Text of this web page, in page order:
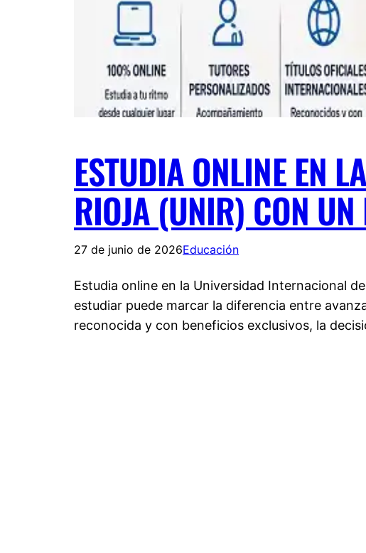
ESTUDIA ONLINE EN
RIOJA (UNIR) CON
27 de junio de 2026Educación
Estudia online en la Universidad Internacional
estudiar puede marcar la diferencia entre
reconocida y con beneficios exclusivos, la